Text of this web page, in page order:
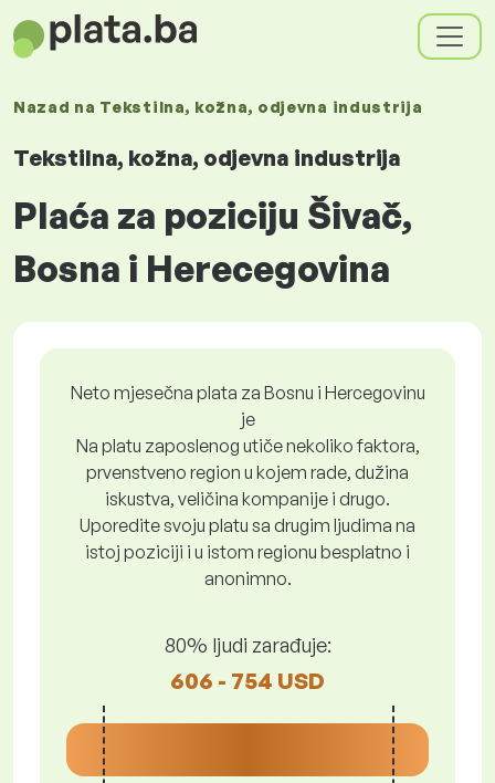
Nazad na Tekstilna, kožna, odjevna industrija
Tekstilna, kožna, odjevna industrija
Plaća za poziciju Šivač,
Bosna i Herecegovina
Neto mjesečna plata za Bosnu i Hercegovinu
je
Na platu zaposlenog utiče nekoliko faktora,
prvenstveno region u kojem rade, dužina
iskustva, veličina kompanije i drugo.
Uporedite svoju platu sa drugim ljudima na
istoj poziciji i u istom regionu besplatno i
anonimno.
80% ljudi zarađuje:
606 - 754 USD